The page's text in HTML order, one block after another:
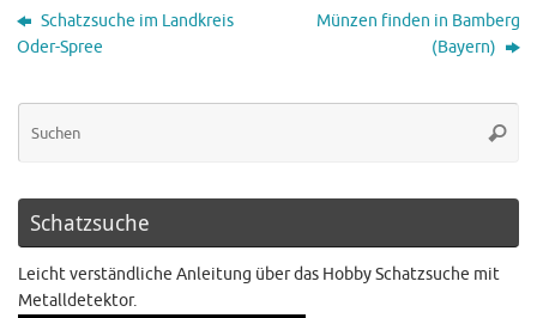
Schatzsuche im Landkreis
Oder-Spree
Münzen finden in Bamberg
(Bayern)
Schatzsuche
Leicht verständliche Anleitung über das Hobby Schatzsuche mit
Metalldetektor.